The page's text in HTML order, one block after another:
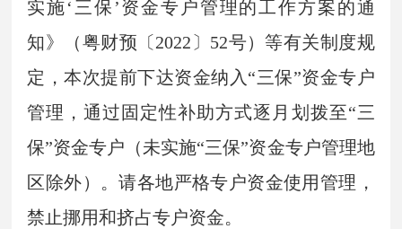
实施‘三保’资金专户管理的工作方案的通
知》（粤财预〔2022〕52号）等有关制度规
定，本次提前下达资金纳入“三保”资金专户
管理，通过固定性补助方式逐月划拨至“三
保”资金专户（未实施“三保”资金专户管理地
区除外）。请各地严格专户资金使用管理，
禁止挪用和挤占专户资金。